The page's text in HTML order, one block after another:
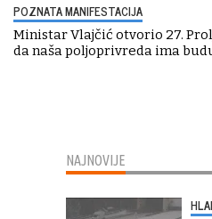
POZNATA MANIFESTACIJA
Ministar Vlajčić otvorio 27.
da naša poljoprivreda ima
NAJNOVIJE